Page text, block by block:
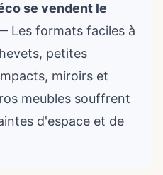
se vendent le
Les formats faciles à
petites
miroirs et
meubles souffrent
d'espace et de